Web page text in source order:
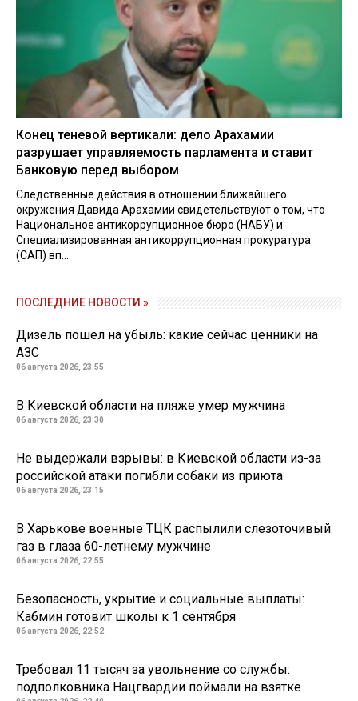
Конец теневой вертикали: дело Арахамии
разрушает управляемость парламента и ставит
Банковую перед выбором
Следственные действия в отношении ближайшего
окружения Давида Арахамии свидетельствуют о том, что
Национальное антикоррупционное бюро (НАБУ) и
Специализированная антикоррупционная прокуратура
(САП) вп...
ПОСЛЕДНИЕ НОВОСТИ »
Дизель пошел на убыль: какие сейчас ценники на
АЗС
06 августа 2026, 23:55
В Киевской области на пляже умер мужчина
06 августа 2026, 23:30
Не выдержали взрывы: в Киевской области из-за
российской атаки погибли собаки из приюта
06 августа 2026, 23:15
В Харькове военные ТЦК распылили слезоточивый
газ в глаза 60-летнему мужчине
06 августа 2026, 22:55
Безопасность, укрытие и социальные выплаты:
Кабмин готовит школы к 1 сентября
06 августа 2026, 22:52
Требовал 11 тысяч за увольнение со службы:
подполковника Нацгвардии поймали на взятке